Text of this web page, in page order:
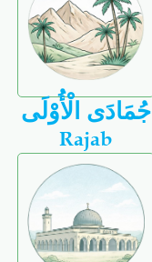
جُمَادَى الْأُوْلَى
Rajab